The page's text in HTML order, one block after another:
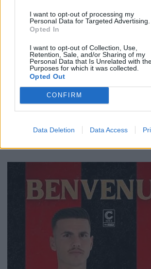
I want to opt-out of processing my
Personal Data for Targeted Advertising.
Opted In
I want to opt-out of Collection, Use,
Retention, Sale, and/or Sharing of my
Personal Data that Is Unrelated with
Purposes for which it was collected.
Opted Out
CONFIRM
Data Deletion Data Access